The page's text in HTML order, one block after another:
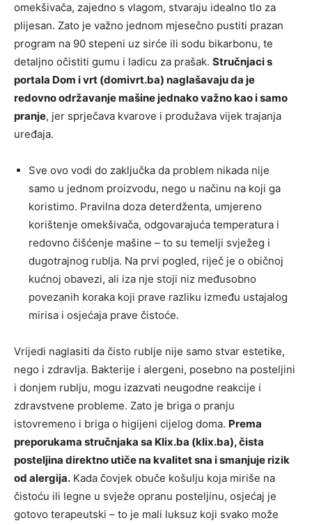
omekšivača, zajedno s vlagom, stvaraju idealno tlo za
plijesan. Zato je važno jednom mjesečno pustiti prazan
program na 90 stepeni uz sirće ili sodu bikarbonu, te
detaljno očistiti gumu i ladicu za prašak. Stručnjaci s
portala Dom i vrt (domivrt.ba) naglašavaju da je
redovno održavanje mašine jednako važno kao i samo
pranje, jer sprječava kvarove i produžava vijek trajanja
uređaja.
Sve ovo vodi do zaključka da problem nikada nije
samo u jednom proizvodu, nego u načinu na koji ga
koristimo. Pravilna doza deterdženta, umjereno
korištenje omekšivača, odgovarajuća temperatura i
redovno čišćenje mašine – to su temelji svježeg i
dugotrajnog rublja. Na prvi pogled, riječ je o običnoj
kućnoj obavezi, ali iza nje stoji niz međusobno
povezanih koraka koji prave razliku između ustajalog
mirisa i osjećaja prave čistoće.
Vrijedi naglasiti da čisto rublje nije samo stvar estetike,
nego i zdravlja. Bakterije i alergeni, posebno na posteljini
i donjem rublju, mogu izazvati neugodne reakcije i
zdravstvene probleme. Zato je briga o pranju
istovremeno i briga o higijeni cijelog doma. Prema
preporukama stručnjaka sa Klix.ba (klix.ba), čista
posteljina direktno utiče na kvalitet sna i smanjuje rizik
od alergija. Kada čovjek obuče košulju koja miriše na
čistoću ili legne u svježe opranu posteljinu, osjećaj je
gotovo terapeutski – to je mali luksuz koji svako može